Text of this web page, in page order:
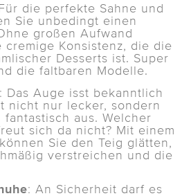
die perfekte Sahne und
Sie unbedingt einen
großen Aufwand
cremige Konsistenz, die die
Desserts ist. Super
die faltbaren Modelle.
: Das Auge isst bekanntlich
nicht nur lecker, sondern
fantastisch aus. Welcher
sich da nicht? Mit einem
Sie den Teig glätten,
verstreichen und die
: An Sicherheit darf es